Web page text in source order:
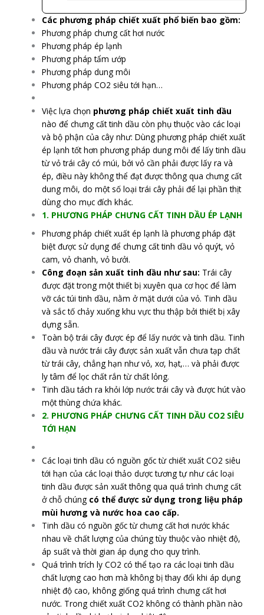
Các phương pháp chiết xuất phổ biến bao gồm:
Phương pháp chưng cất hơi nước
Phương pháp ép lạnh
Phương pháp tẩm ướp
Phương pháp dung môi
Phương pháp CO2 siêu tới hạn…
Việc lựa chọn phương pháp chiết xuất tinh dầu
nào để chưng cất tinh dầu còn phụ thuộc vào các loại
và bộ phận của cây như: Dùng phương pháp chiết xuất
ép lạnh tốt hơn phương pháp dung môi để lấy tinh dầu
từ vỏ trái cây có múi, bởi vỏ cần phải được lấy ra và
ép, điều này không thể đạt được thông qua chưng cất
dung môi, do một số loại trái cây phải để lại phần thịt
dùng cho mục đích khác.
1. PHƯƠNG PHÁP CHƯNG CẤT TINH DẦU ÉP LẠNH
Phương pháp chiết xuất ép lạnh là phương pháp đặt
biệt được sử dụng để chưng cất tinh dầu vỏ quýt, vỏ
cam, vỏ chanh, vỏ bưởi.
Công đoạn sản xuất tinh dầu như sau: Trái cây
được đặt trong một thiết bị xuyên qua cơ học để làm
vỡ các túi tinh dầu, nằm ở mặt dưới của vỏ. Tinh dầu
và sắc tố chảy xuống khu vực thu thập bởi thiết bị xây
dựng sẵn.
Toàn bộ trái cây được ép để lấy nước và tinh dầu. Tinh
dầu và nước trái cây được sản xuất vẫn chưa tạp chất
từ trái cây, chẳng hạn như vỏ, xơ, hạt,… và phải được
ly tâm để lọc chất rắn từ chất lỏng.
Tinh dầu tách ra khỏi lớp nước trái cây và được hút vào
một thùng chứa khác.
2. PHƯƠNG PHÁP CHƯNG CẤT TINH DẦU CO2 SIÊU
TỚI HẠN
Các loại tinh dầu có nguồn gốc từ chiết xuất CO2 siêu
tới hạn của các loại thảo dược tương tự như các loại
tinh dầu được sản xuất thông qua quá trình chưng cất
ở chỗ chúng có thể được sử dụng trong liệu pháp
mùi hương và nước hoa cao cấp.
Tinh dầu có nguồn gốc từ chưng cất hơi nước khác
nhau về chất lượng của chúng tùy thuộc vào nhiệt độ,
áp suất và thời gian áp dụng cho quy trình.
Quá trình trích ly CO2 có thể tạo ra các loại tinh dầu
chất lượng cao hơn mà không bị thay đổi khi áp dụng
nhiệt độ cao, không giống quá trình chưng cất hơi
nước. Trong chiết xuất CO2 không có thành phần nào